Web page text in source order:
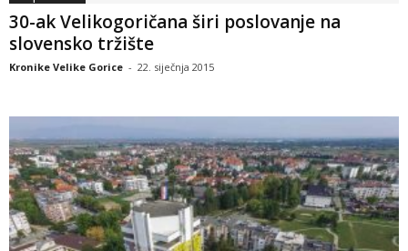
30-ak Velikogoričana širi poslovanje na
slovensko tržište
Kronike Velike Gorice - 22. siječnja 2015